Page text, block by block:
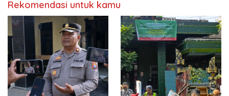
Rekomendasi untuk kamu